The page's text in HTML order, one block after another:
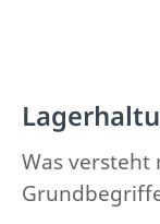
Was versteht